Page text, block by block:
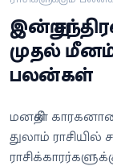
வீடியோ
வணிகம்
வெப்ஸ்டோரி
இன்று
முதல் மீனம்
பலன்கள்
மனதின் காரகனான
துலாம் ராசியில்